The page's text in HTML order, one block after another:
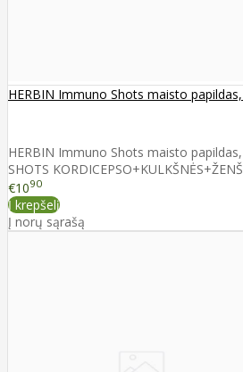
HERBIN Immuno Shots maisto
HERBIN Immuno Shots maisto
SHOTS
€1090
Į krepšelį
Į norų sąrašą